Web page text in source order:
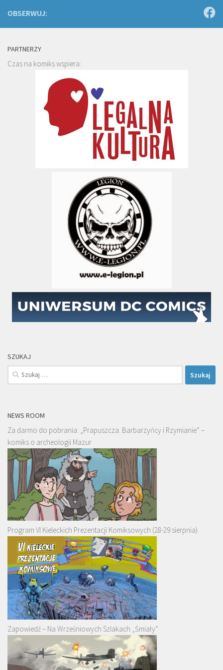
OBSERWUJ:
PARTNERZY
Czas na komiks wspiera:
SZUKAJ
Szukaj:
NEWS ROOM
Za darmo do pobrania: „Prapuszcza. Barbarzyńcy i Rzymianie” –
komiks o archeologii Mazur
Program VI Kieleckich Prezentacji Komiksowych (28-29 sierpnia)
Zapowiedź – Na Wrześniowych Szlakach „Śmiały”